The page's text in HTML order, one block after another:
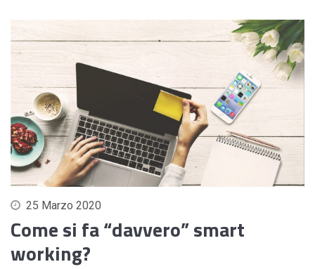
25 Marzo 2020
Come si fa “davvero” smart
working?